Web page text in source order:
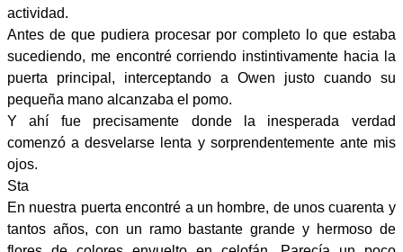
actividad.
Antes de que pudiera procesar por completo lo que estaba
sucediendo, me encontré corriendo instintivamente hacia la
puerta principal, interceptando a Owen justo cuando su
pequeña mano alcanzaba el pomo.
Y ahí fue precisamente donde la inesperada verdad
comenzó a desvelarse lenta y sorprendentemente ante mis
ojos.
Sta
En nuestra puerta encontré a un hombre, de unos cuarenta y
tantos años, con un ramo bastante grande y hermoso de